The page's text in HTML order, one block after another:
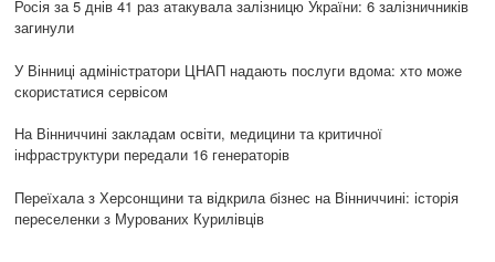
Росія за 5 днів 41 раз атакувала залізницю України: 6 залізничників
загинули
У Вінниці адміністратори ЦНАП надають послуги вдома: хто може
скористатися сервісом
На Вінниччині закладам освіти, медицини та критичної
інфраструктури передали 16 генераторів
Переїхала з Херсонщини та відкрила бізнес на Вінниччині: історія
переселенки з Мурованих Курилівців